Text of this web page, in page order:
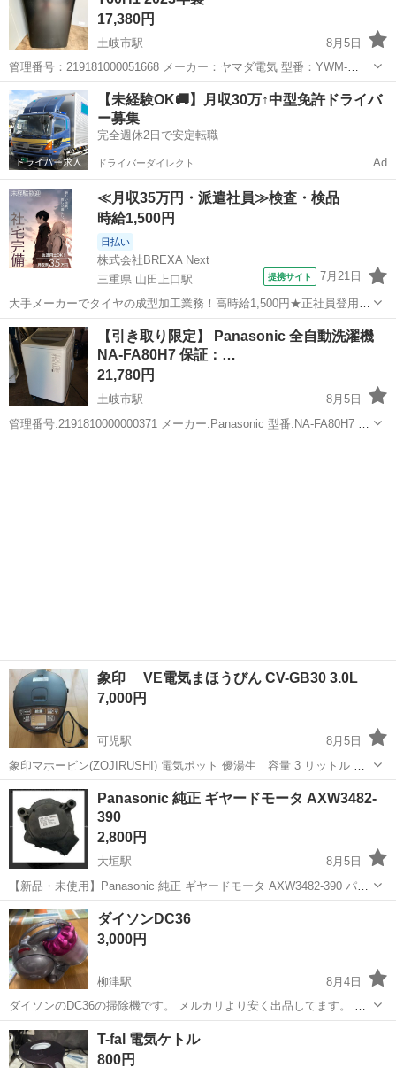
17,380円
土岐市駅
8月5日
管理番号：219181000051668 メーカー：ヤマダ電気 型番：YWM-
T60H1 年式：2023 JAN/EAN：4580417929294 ■サイズ・仕様 サイ
ズ：幅 565×厚さ 534×高さ890 (mm)...
岐阜 土岐市 土岐市駅 生活家電 YAMADA
【未経験OK🚚】月収30万↑中型免許ドライバ
ー募集
完全週休2日で安定転職
ドライバーダイレクト Ad
≪月収35万円・派遣社員≫検査・検品
時給1,500円
日払い
株式会社BREXA Next
三重県 山田上口駅
提携サイト 7月21日
大手メーカーでタイヤの成型加工業務！高時給1,500円★正社員登用制
度あり！ワンルーム寮完備！マイカー通勤OK！無料駐車場あり！《三
重県伊勢市》 人気の工場のお仕事 ◇タイヤの製造◇ トラック・バ
ス・RV車用を中心とした...
三重 伊勢市 山田上口駅 その他
【引き取り限定】 Panasonic 全自動洗濯機
NA-FA80H7 保証：…
21,780円
土岐市駅
8月5日
管理番号:2191810000000371 メーカー:Panasonic 型番:NA-FA80H7 年
象印 VE電気まほうびん CV-GB30 3.0L
7,000円
可児駅
8月5日
象印マホービン(ZOJIRUSHI) 電気ポット 優湯生 容量 3 リットル 材
質 ステンレス鋼 色 ブラウン 特徴 カルキ抜き機能 中は綺麗です。 あ
まり使用しない為、出品。
岐阜 可児市 生活家電
Panasonic 純正 ギヤードモータ AXW3482-
390
2,800円
大垣駅
8月5日
【新品・未使用】Panasonic 純正 ギヤードモータ AXW3482-390 パナ
ソニック純正のドラム式洗濯乾燥機用ギヤードモータ（品番：
AXW3482-390）です。 新品・未使用品になります。 【商品内容】 ・
ギヤー...
岐阜 大垣市 大垣駅
ダイソンDC36
3,000円
柳津駅
8月4日
ダイソンのDC36の掃除機です。 メルカリより安く出品してます。 動
作確認済みです。 かなり古いですが使用頻度少ないです。 吸引力はさ
すがダイソンですよ。 音が少し大きい為数年間押し入れの中にしまっ
てました。 気になる方ご連...
岐阜 岐阜市 柳津駅 生活家電
T-fal 電気ケトル
800円